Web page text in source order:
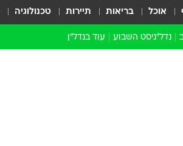
אוכל בריאות תיירות טכנולוגיה
נדל"ניסט השבוע עוד בנדל״ן